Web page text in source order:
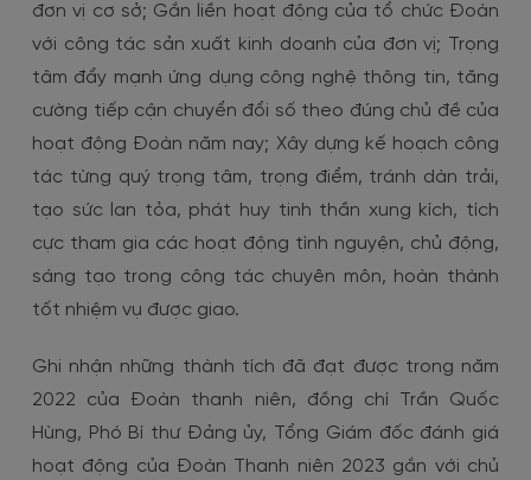
đơn vị cơ sở; Gắn liền hoạt động của tổ chức Đoàn
với công tác sản xuất kinh doanh của đơn vị; Trọng
tâm đẩy mạnh ứng dụng công nghệ thông tin, tăng
cường tiếp cận chuyển đổi số theo đúng chủ đề của
hoạt động Đoàn năm nay; Xây dựng kế hoạch công
tác từng quý trọng tâm, trọng điểm, tránh dàn trải,
tạo sức lan tỏa, phát huy tinh thần xung kích, tích
cực tham gia các hoạt động tình nguyện, chủ động,
sáng tạo trong công tác chuyên môn, hoàn thành
tốt nhiệm vụ được giao.
Ghi nhận những thành tích đã đạt được trong năm
2022 của Đoàn thanh niên, đồng chí Trần Quốc
Hùng, Phó Bí thư Đảng ủy, Tổng Giám đốc đánh giá
hoạt động của Đoàn Thanh niên 2023 gắn với chủ